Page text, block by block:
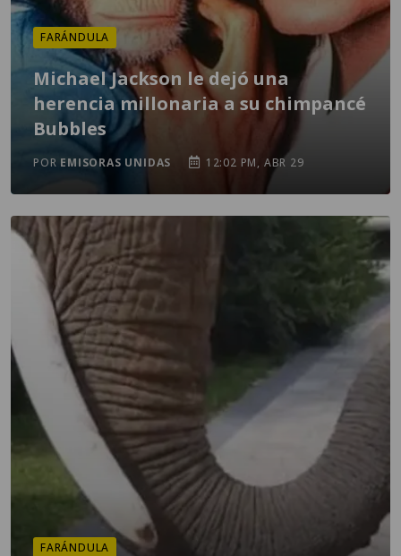
FARÁNDULA
Michael Jackson le dejó una
herencia millonaria a su chimpancé
Bubbles
POR EMISORAS UNIDAS 12:02 PM, ABR 29
FARÁNDULA